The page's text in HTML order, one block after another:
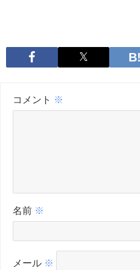
コメント ※
名前 ※
メール ※